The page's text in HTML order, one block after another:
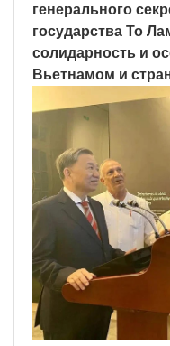
генерального
государства То
солидарность и
Вьетнамом и